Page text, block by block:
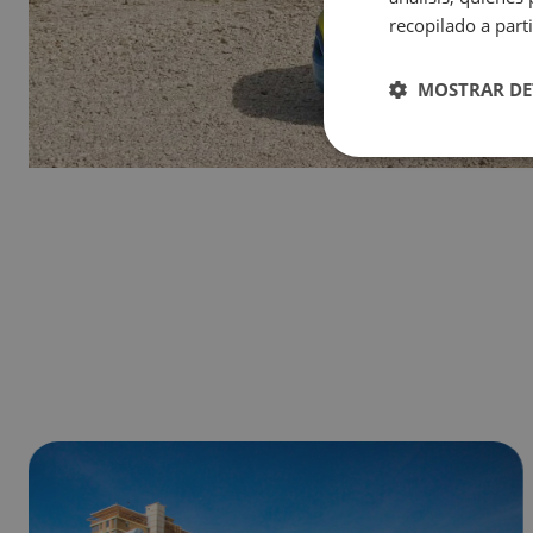
Magic Natura Animal & Waterpark Polynesian Lodge Resort
Magic Rock Gardens Hotel
Hotel Villa España
Villa Venecia Hotel Boutique
Hotel Villa del Mar
recopilado a
MOSTRAR